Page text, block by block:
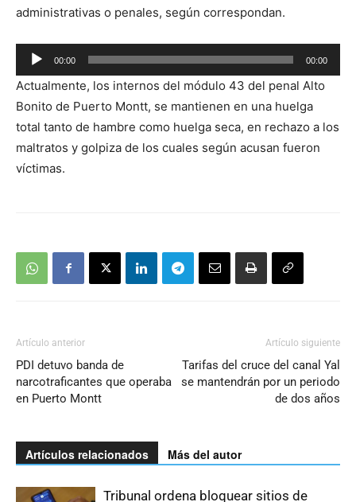
administrativas o penales, según correspondan.
Reproductor
de
audio
00:00 00:00
Actualmente, los internos del módulo 43 del penal Alto
Bonito de Puerto Montt, se mantienen en una huelga
total tanto de hambre como huelga seca, en rechazo a los
maltratos y golpiza de los cuales según acusan fueron
víctimas.
Artículo anterior
PDI detuvo banda de
narcotraficantes que operaba
en Puerto Montt
Artículo siguiente
Tarifas del cruce del canal Yal
se mantendrán por un periodo
de dos años
Artículos relacionados Más del autor
Tribunal ordena bloquear sitios de